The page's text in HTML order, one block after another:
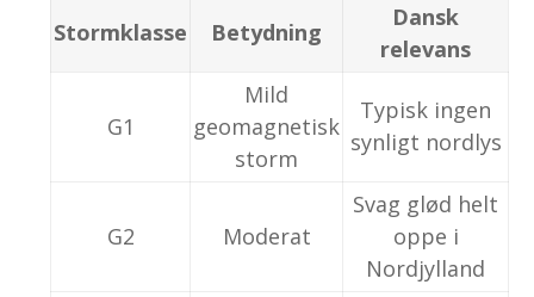
Stormklasse Betydning
Dansk
relevans
G1
Mild
geomagnetisk
storm
Typisk ingen
synligt nordlys
G2 Moderat
Svag glød helt
oppe i
Nordjylland